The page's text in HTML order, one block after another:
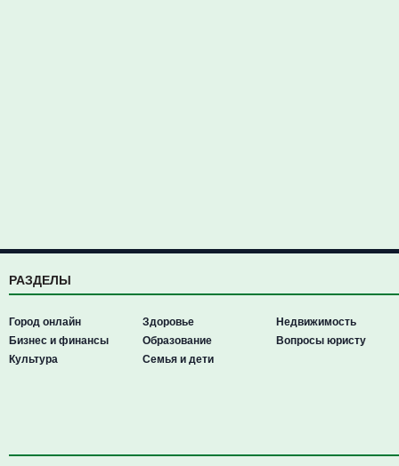
РАЗДЕЛЫ
Город онлайн
Бизнес и финансы
Культура
Здоровье
Образование
Семья и дети
Недвижимость
Вопросы юристу